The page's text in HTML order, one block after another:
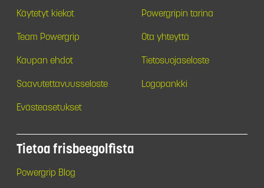
Käytetyt kiekot Powergripin tarina
Team Powergrip Ota yhteyttä
Kaupan ehdot Tietosuojaseloste
Saavutettavuusseloste Logopankki
Evästeasetukset
Tietoa frisbeegolfista
Powergrip Blog